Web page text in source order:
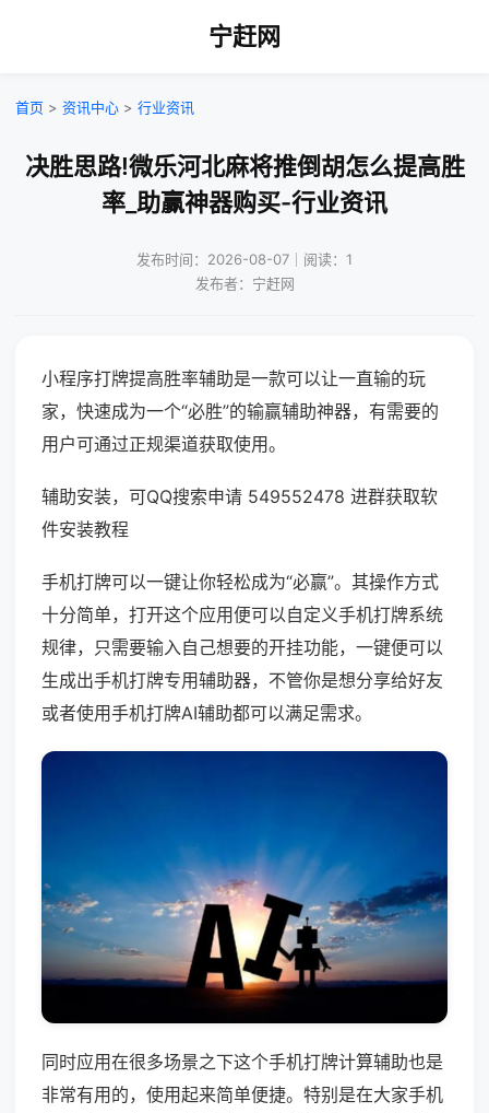
宁赶网
首页 > 资讯中心 > 行业资讯
决胜思路!微乐河北麻将推倒胡怎么提高胜
率_助赢神器购买-行业资讯
发布时间：2026-08-07｜阅读：1
发布者：宁赶网
小程序打牌提高胜率辅助是一款可以让一直输的玩
家，快速成为一个“必胜”的输赢辅助神器，有需要的
用户可通过正规渠道获取使用。
辅助安装，可QQ搜索申请 549552478 进群获取软
件安装教程
手机打牌可以一键让你轻松成为“必赢”。其操作方式
十分简单，打开这个应用便可以自定义手机打牌系统
规律，只需要输入自己想要的开挂功能，一键便可以
生成出手机打牌专用辅助器，不管你是想分享给好友
或者使用手机打牌AI辅助都可以满足需求。
同时应用在很多场景之下这个手机打牌计算辅助也是
非常有用的，使用起来简单便捷。特别是在大家手机